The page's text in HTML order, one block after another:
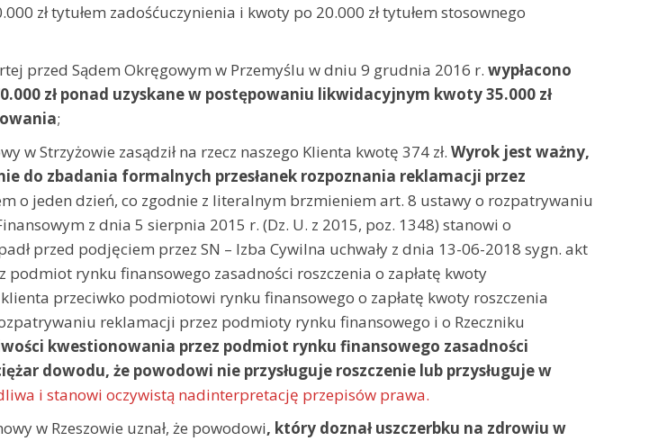
zł tytułem zadośćuczynienia i kwoty po 20.000 zł tytułem stosownego
przed Sądem Okręgowym w Przemyślu w dniu 9 grudnia 2016 r. wypłacono
zł ponad uzyskane w postępowaniu likwidacyjnym kwoty 35.000 zł
;
Strzyżowie zasądził na rzecz naszego Klienta kwotę 374 zł. Wyrok jest ważny,
do zbadania formalnych przesłanek rozpoznania reklamacji przez
o jeden dzień, co zgodnie z literalnym brzmieniem art. 8 ustawy o rozpatrywaniu
z dnia 5 sierpnia 2015 r. (Dz. U. z 2015, poz. 1348) stanowi o
przed podjęciem przez SN – Izba Cywilna uchwały z dnia 13-06-2018 sygn. akt
podmiot rynku finansowego zasadności roszczenia o zapłatę kwoty
przeciwko podmiotowi rynku finansowego o zapłatę kwoty roszczenia
reklamacji przez podmioty rynku finansowego i o Rzeczniku
kwestionowania przez podmiot rynku finansowego zasadności
dowodu, że powodowi nie przysługuje roszczenie lub przysługuje w
i stanowi oczywistą nadinterpretację przepisów prawa.
w Rzeszowie uznał, że powodowi, który doznał uszczerbku na zdrowiu w